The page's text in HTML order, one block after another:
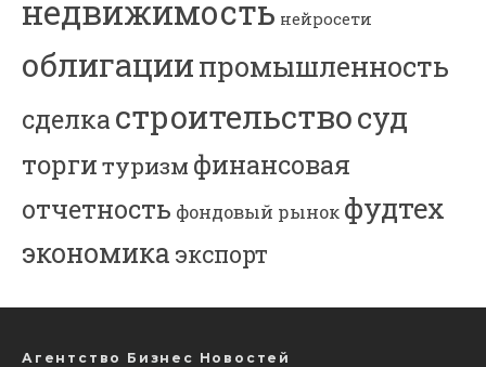
недвижимость нейросети
облигациипромышленность
сделкастроительствосуд
торгитуризм финансовая
отчетность фондовый рынок фудтех
экономика экспорт
Агентство Бизнес Новостей